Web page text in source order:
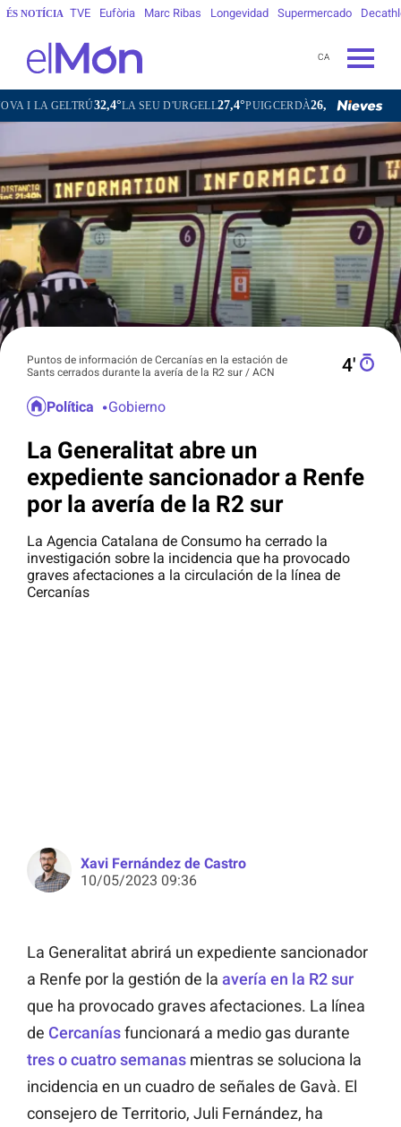
ÉS NOTÍCIA TVE Eufòria Marc Ribas Longevidad Supermercado
CA
32,4°LA SEU D'URGELL27,4°PUIGCERDÀ26,1°FIGUERES36,4°
Puntos de información de Cercanías en la estación de
Sants cerrados durante la avería de la R2 sur / ACN
4′
Política Gobierno
La Generalitat abre un
expediente sancionador a Renfe
por la avería de la R2 sur
La Agencia Catalana de Consumo ha cerrado la
investigación sobre la incidencia que ha provocado
graves afectaciones a la circulación de la línea de
Cercanías
Xavi Fernández de Castro
10/05/2023 09:36
La Generalitat abrirá un expediente sancionador
a Renfe por la gestión de la avería en la R2 sur
que ha provocado graves afectaciones. La línea
de Cercaníasfuncionará a medio gas durante
tres o cuatro semanas mientras se soluciona la
incidencia en un cuadro de señales de Gavà. El
consejero de Territorio, Juli Fernández, ha